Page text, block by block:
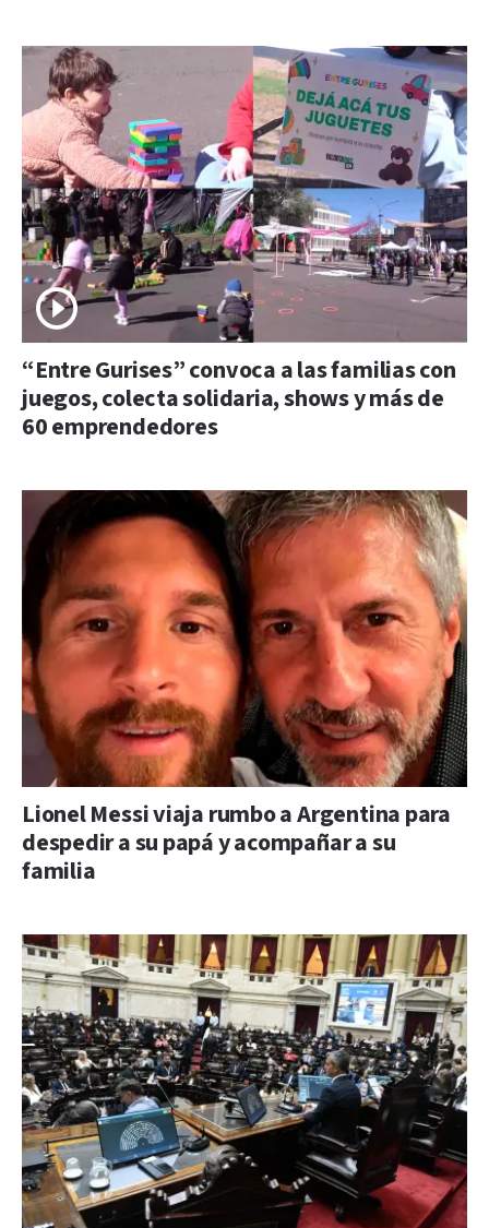
“Entre Gurises” convoca a las familias con
juegos, colecta solidaria, shows y más de
60 emprendedores
Lionel Messi viaja rumbo a Argentina para
despedir a su papá y acompañar a su
familia